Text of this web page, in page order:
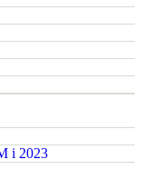
i 2023